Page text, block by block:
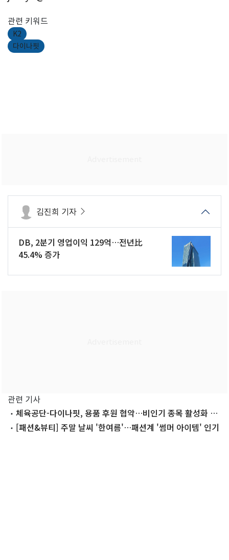
관련 키워드
K2
다이나핏
김진희 기자
DB, 2분기 영업이익 129억…전년比
45.4% 증가
관련 기사
체육공단-다이나핏, 용품 후원 협악…비인기 종목 활성화 협
력 [패션&뷰티] 주말 날씨 '한여름'…패션계 '썸머 아이템' 인기